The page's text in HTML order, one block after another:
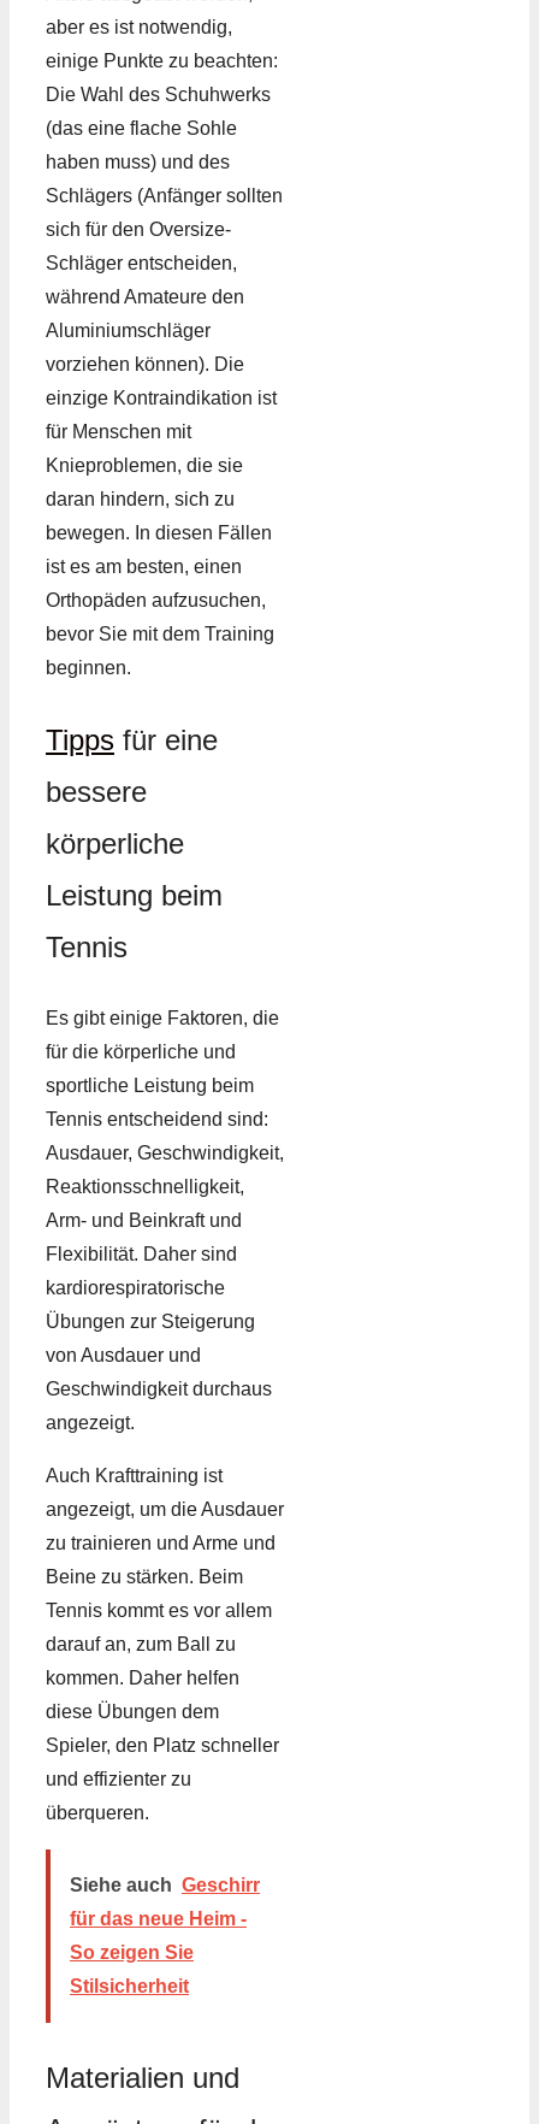
aber es ist notwendig,
einige Punkte zu beachten:
Die Wahl des Schuhwerks
(das eine flache Sohle
haben muss) und des
Schlägers (Anfänger sollten
sich für den Oversize-
Schläger entscheiden,
während Amateure den
Aluminiumschläger
vorziehen können). Die
einzige Kontraindikation ist
für Menschen mit
Knieproblemen, die sie
daran hindern, sich zu
bewegen. In diesen Fällen
ist es am besten, einen
Orthopäden aufzusuchen,
bevor Sie mit dem Training
beginnen.
Tipps für eine
bessere
körperliche
Leistung beim
Tennis
Es gibt einige Faktoren, die
für die körperliche und
sportliche Leistung beim
Tennis entscheidend sind:
Ausdauer, Geschwindigkeit,
Reaktionsschnelligkeit,
Arm- und Beinkraft und
Flexibilität. Daher sind
kardiorespiratorische
Übungen zur Steigerung
von Ausdauer und
Geschwindigkeit durchaus
angezeigt.
Auch Krafttraining ist
angezeigt, um die Ausdauer
zu trainieren und Arme und
Beine zu stärken. Beim
Tennis kommt es vor allem
darauf an, zum Ball zu
kommen. Daher helfen
diese Übungen dem
Spieler, den Platz schneller
und effizienter zu
überqueren.
Siehe auch Geschirr
für das neue Heim -
So zeigen Sie
Stilsicherheit
Materialien und